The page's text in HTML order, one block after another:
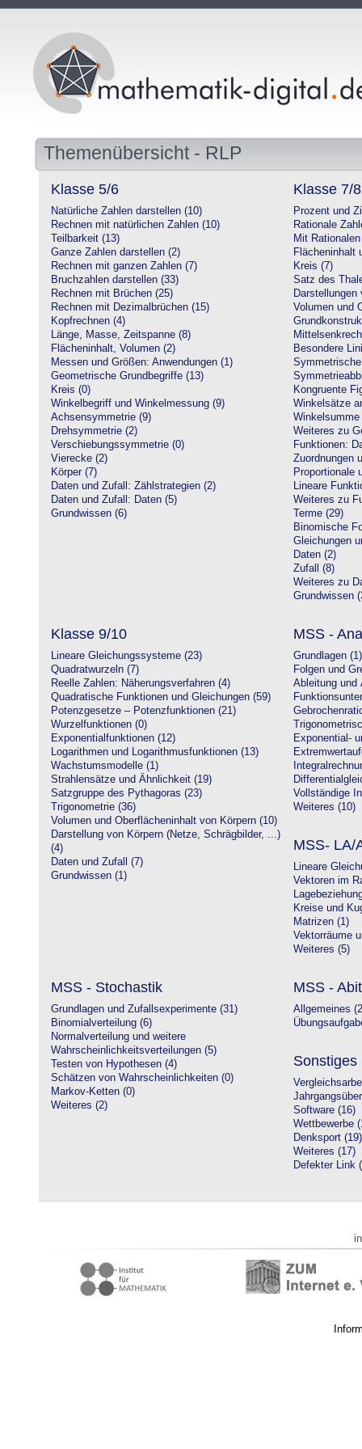
Themenübersicht - RLP
Klasse 5/6
Natürliche Zahlen darstellen (10)
Rechnen mit natürlichen Zahlen (10)
Teilbarkeit (13)
Ganze Zahlen darstellen (2)
Rechnen mit ganzen Zahlen (7)
Bruchzahlen darstellen (33)
Rechnen mit Brüchen (25)
Rechnen mit Dezimalbrüchen (15)
Kopfrechnen (4)
Länge, Masse, Zeitspanne (8)
Flächeninhalt, Volumen (2)
Messen und Größen: Anwendungen (1)
Geometrische Grundbegriffe (13)
Kreis (0)
Winkelbegriff und Winkelmessung (9)
Achsensymmetrie (9)
Drehsymmetrie (2)
Verschiebungssymmetrie (0)
Vierecke (2)
Körper (7)
Daten und Zufall: Zählstrategien (2)
Daten und Zufall: Daten (5)
Grundwissen (6)
Klasse 7/8
Prozent und
Rationale
Mit
Flächeninhalt
Kreis (7)
Satz des
Darstellungen
Volumen und
Besondere
Kongruente
Winkelsätze
Weiteres zu
Funktionen:
Zuordnungen
Proportionale
Lineare
Weiteres zu
Terme (29)
Binomische
Gleichungen
Daten (2)
Zufall (8)
Weiteres zu
Grundwissen
Klasse 9/10
Lineare Gleichungssysteme (23)
Quadratwurzeln (7)
Reelle Zahlen: Näherungsverfahren (4)
Quadratische Funktionen und Gleichungen (59)
Potenzgesetze – Potenzfunktionen (21)
Wurzelfunktionen (0)
Exponentialfunktionen (12)
Logarithmen und Logarithmusfunktionen (13)
Wachstumsmodelle (1)
Strahlensätze und Ähnlichkeit (19)
Satzgruppe des Pythagoras (23)
Trigonometrie (36)
Volumen und Oberflächeninhalt von Körpern (10)
Darstellung von Körpern (Netze, Schrägbilder, ...)
(4)
Daten und Zufall (7)
Grundwissen (1)
MSS -
Grundlagen (1)
Folgen und
Ableitung und
Exponential-
Vollständige
Weiteres (10)
MSS- LA/
Lineare
Vektoren im
Kreise und
Matrizen (1)
Vektorräume
Weiteres (5)
MSS - Stochastik
Grundlagen und Zufallsexperimente (31)
Binomialverteilung (6)
Normalverteilung und weitere
Wahrscheinlichkeitsverteilungen (5)
Testen von Hypothesen (4)
Schätzen von Wahrscheinlichkeiten (0)
Markov-Ketten (0)
Weiteres (2)
MSS -
Allgemeines
Sonstiges
Software (16)
Wettbewerbe
Denksport (19)
Weiteres (17)
Defekter Link